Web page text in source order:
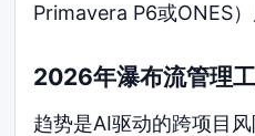
Primavera P6或ONES）
2026年瀑布流管理
趋势是AI驱动的跨项目